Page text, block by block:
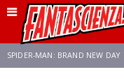
SPIDER-MAN: BRAND NEW DAY